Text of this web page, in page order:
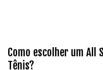
Como escolher um All
Tênis?